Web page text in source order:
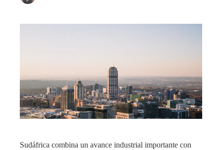
Sudáfrica combina un avance industrial importante con